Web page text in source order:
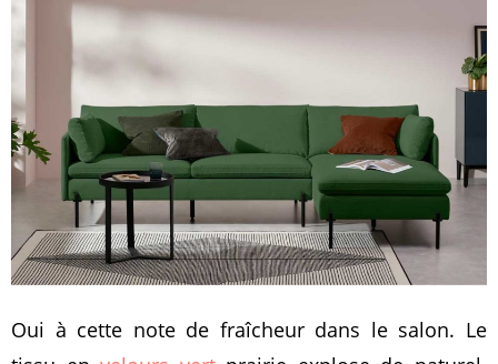
Oui à cette note de fraîcheur dans le salon. Le